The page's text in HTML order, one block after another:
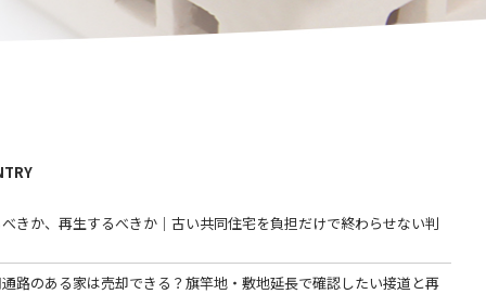
きか、再生するべきか｜古い共同住宅を負担だけで終わらせない判
通路のある家は売却できる？旗竿地・敷地延長で確認したい接道と再